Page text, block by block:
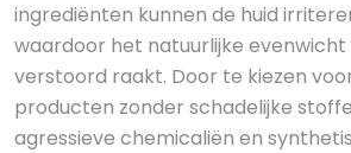
ingrediënten kunnen de huid
waardoor het natuurlijke evenwicht
verstoord raakt. Door te kiezen
producten zonder schadelijke
agressieve chemicaliën en